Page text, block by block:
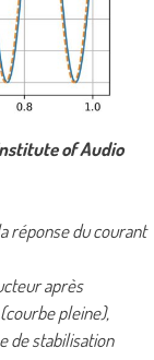
of Audio
réponse du courant
après
pleine),
de stabilisation